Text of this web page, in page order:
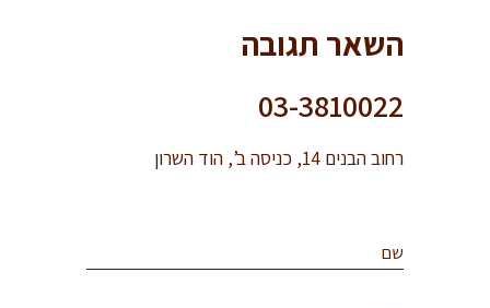
השאר תגובה
03-3810022
רחוב הבנים 14, כניסה ב’, הוד השרון